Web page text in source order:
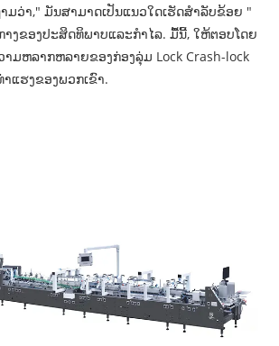
ມວ່າ," ມັນສາມາດເປັນແນວໃດເຮັດສໍາລັບຂ້ອຍ "
ງຂອງປະສິດທິພາບແລະກໍາໄລ. ມື້ນີ້, ໃຫ້ຕອບໂດຍ
ມຫລາກຫລາຍຂອງກ່ອງລຸ່ມ Lock Crash-lock
ແຮງຂອງພວກເຂົາ.